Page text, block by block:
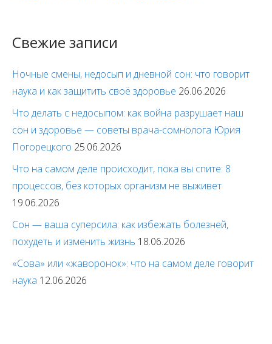
Свежие записи
Ночные смены, недосып и дневной сон: что говорит
наука и как защитить своё здоровье 26.06.2026
Что делать с недосыпом: как война разрушает наш
сон и здоровье — советы врача-сомнолога Юрия
Погорецкого 25.06.2026
Что на самом деле происходит, пока вы спите: 8
процессов, без которых организм не выживет
19.06.2026
Сон — ваша суперсила: как избежать болезней,
похудеть и изменить жизнь 18.06.2026
«Сова» или «жаворонок»: что на самом деле говорит
наука 12.06.2026